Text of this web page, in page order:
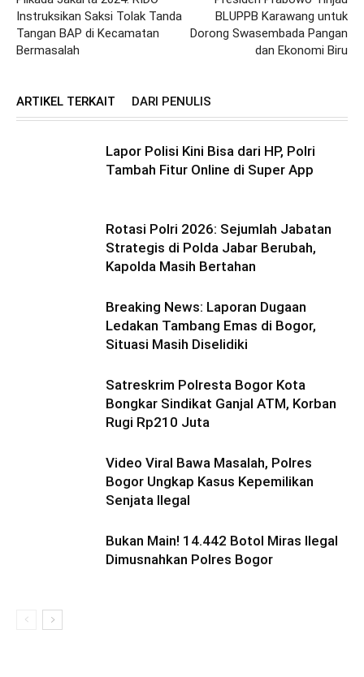
Instruksikan Saksi Tolak Tanda
Tangan BAP di Kecamatan
Bermasalah
BLUPPB Karawang untuk
Dorong Swasembada Pangan
dan Ekonomi Biru
ARTIKEL TERKAIT DARI PENULIS
Lapor Polisi Kini Bisa dari HP, Polri
Tambah Fitur Online di Super App
Rotasi Polri 2026: Sejumlah Jabatan
Strategis di Polda Jabar Berubah,
Kapolda Masih Bertahan
Breaking News: Laporan Dugaan
Ledakan Tambang Emas di Bogor,
Situasi Masih Diselidiki
Satreskrim Polresta Bogor Kota
Bongkar Sindikat Ganjal ATM, Korban
Rugi Rp210 Juta
Video Viral Bawa Masalah, Polres
Bogor Ungkap Kasus Kepemilikan
Senjata Ilegal
Bukan Main! 14.442 Botol Miras Ilegal
Dimusnahkan Polres Bogor